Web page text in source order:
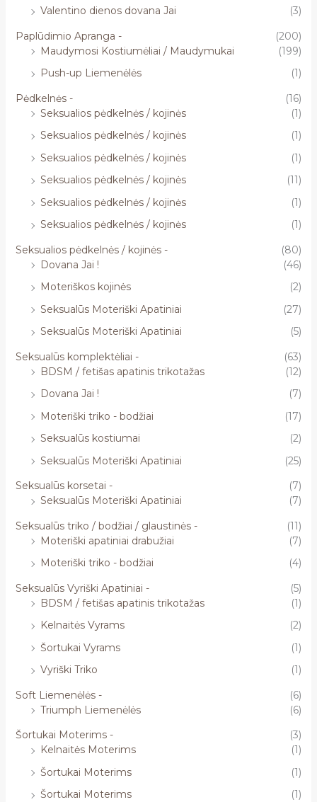
Valentino dienos dovana Jai
(3)
Paplūdimio Apranga -
(200)
Maudymosi Kostiumėliai / Maudymukai
(199)
Push-up Liemenėlės
(1)
Pėdkelnės -
(16)
Seksualios pėdkelnės / kojinės
(1)
Seksualios pėdkelnės / kojinės
(1)
Seksualios pėdkelnės / kojinės
(1)
Seksualios pėdkelnės / kojinės
(11)
Seksualios pėdkelnės / kojinės
(1)
Seksualios pėdkelnės / kojinės
(1)
Seksualios pėdkelnės / kojinės -
(80)
Dovana Jai !
(46)
Moteriškos kojinės
(2)
Seksualūs Moteriški Apatiniai
(27)
Seksualūs Moteriški Apatiniai
(5)
Seksualūs komplektėliai -
(63)
BDSM / fetišas apatinis trikotažas
(12)
Dovana Jai !
(7)
Moteriški triko - bodžiai
(17)
Seksualūs kostiumai
(2)
Seksualūs Moteriški Apatiniai
(25)
Seksualūs korsetai -
(7)
Seksualūs Moteriški Apatiniai
(7)
Seksualūs triko / bodžiai / glaustinės -
(11)
Moteriški apatiniai drabužiai
(7)
Moteriški triko - bodžiai
(4)
Seksualūs Vyriški Apatiniai -
(5)
BDSM / fetišas apatinis trikotažas
(1)
Kelnaitės Vyrams
(2)
Šortukai Vyrams
(1)
Vyriški Triko
(1)
Soft Liemenėlės -
(6)
Triumph Liemenėlės
(6)
Šortukai Moterims -
(3)
Kelnaitės Moterims
(1)
Šortukai Moterims
(1)
Šortukai Moterims
(1)